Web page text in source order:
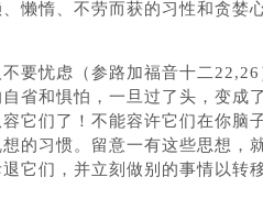
、懒惰、不劳而获的习性和贪婪
要忧虑（参路加福音十二
省和惧怕，一旦过了头，变成
它们了！不能容许它们在你脑
的习惯。留意一有这些思想，
它们，并立刻做别的事情以转